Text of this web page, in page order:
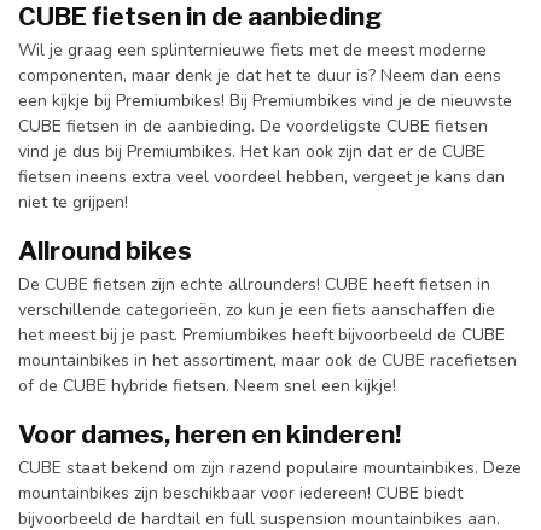
CUBE fietsen in de aanbieding
Wil je graag een splinternieuwe fiets met de meest moderne
componenten, maar denk je dat het te duur is? Neem dan eens
een kijkje bij Premiumbikes! Bij Premiumbikes vind je de nieuwste
CUBE fietsen in de aanbieding. De voordeligste CUBE fietsen
vind je dus bij Premiumbikes. Het kan ook zijn dat er de CUBE
fietsen ineens extra veel voordeel hebben, vergeet je kans dan
niet te grijpen!
Allround bikes
De CUBE fietsen zijn echte allrounders! CUBE heeft fietsen in
verschillende categorieën, zo kun je een fiets aanschaffen die
het meest bij je past. Premiumbikes heeft bijvoorbeeld de CUBE
mountainbikes in het assortiment, maar ook de CUBE racefietsen
of de CUBE hybride fietsen. Neem snel een kijkje!
Voor dames, heren en kinderen!
CUBE staat bekend om zijn razend populaire mountainbikes. Deze
mountainbikes zijn beschikbaar voor iedereen! CUBE biedt
bijvoorbeeld de hardtail en full suspension mountainbikes aan.